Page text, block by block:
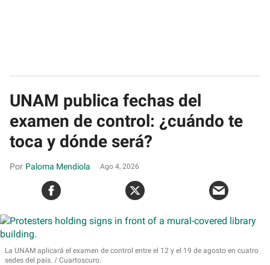
UNAM publica fechas del
examen de control: ¿cuándo te
toca y dónde será?
Paloma Mendiola Ago 4, 2026
La UNAM aplicará el examen de control entre el 12 y el 19 de agosto en cuatro
sedes del país.
Cuartoscuro.